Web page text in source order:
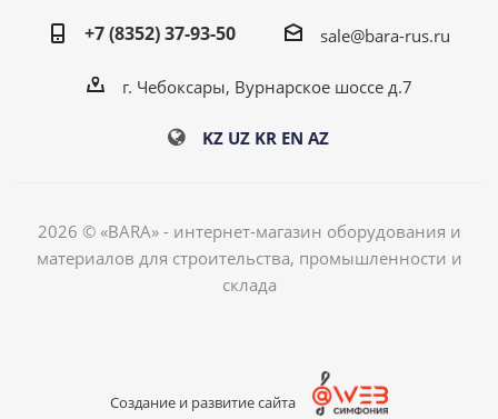
+7 (8352) 37-93-50
sale@bara-rus.ru
г. Чебоксары, Вурнарское шоссе д.7
KZ UZ KR EN AZ
2026 © «BARA» - интернет-магазин оборудования и
материалов для строительства, промышленности и
склада
Создание и развитие сайта